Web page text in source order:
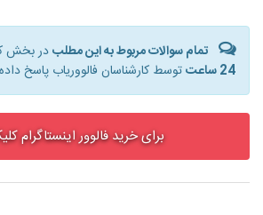
تمام سوالات مربوط به این مطلبدر بخش
24 ساعت
توسط کارشناسان فالووریاب پاسخ
برای خرید فالوور اینستاگرام